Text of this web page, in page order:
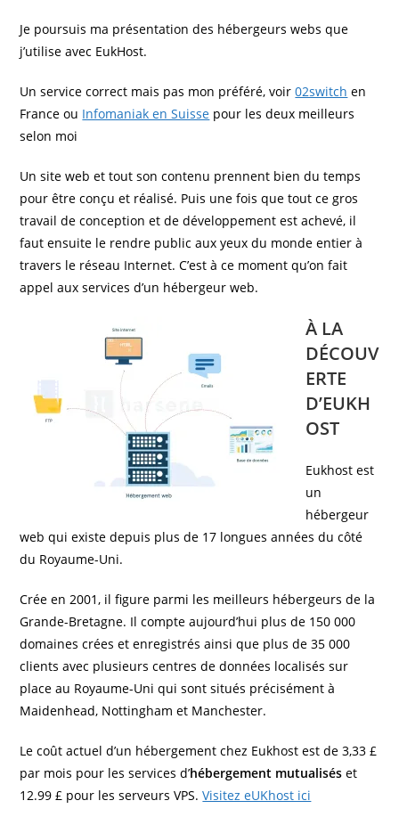
Je poursuis ma présentation des hébergeurs webs que
j’utilise avec EukHost.
Un service correct mais pas mon préféré, voir02switch en
France ou Infomaniak en Suisse pour les deux meilleurs
selon moi
Un site web et tout son contenu prennent bien du temps
pour être conçu et réalisé. Puis une fois que tout ce gros
travail de conception et de développement est achevé, il
faut ensuite le rendre public aux yeux du monde entier à
travers le réseau Internet. C’est à ce moment qu’on fait
appel aux services d’un hébergeur web.
À LA
DÉCOUV
ERTE
D’EUKH
OST
Eukhost est
un
hébergeur
web qui existe depuis plus de 17 longues années du côté
du Royaume-Uni.
Crée en 2001, il figure parmi les meilleurs hébergeurs de la
Grande-Bretagne. Il compte aujourd’hui plus de 150 000
domaines crées et enregistrés ainsi que plus de 35 000
clients avec plusieurs centres de données localisés sur
place au Royaume-Uni qui sont situés précisément à
Maidenhead, Nottingham et Manchester.
Le coût actuel d’un hébergement chez Eukhost est de 3,33 £
par mois pour les services d’hébergement mutualisés et
12.99 £ pour les serveurs VPS.Visitez eUKhost ici